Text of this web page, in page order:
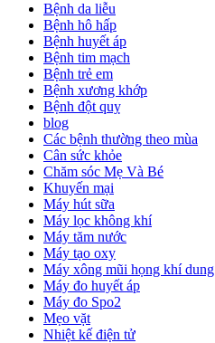
Bệnh da liễu
Bệnh hô hấp
Bệnh huyết áp
Bệnh tim mạch
Bệnh trẻ em
Bệnh xương khớp
Bệnh đột quỵ
blog
Các bệnh thường theo mùa
Cân sức khỏe
Chăm sóc Mẹ Và Bé
Khuyến mại
Máy hút sữa
Máy lọc không khí
Máy tăm nước
Máy tạo oxy
Máy xông mũi họng khí dung
Máy đo huyết áp
Máy đo Spo2
Mẹo vặt
Nhiệt kế điện tử